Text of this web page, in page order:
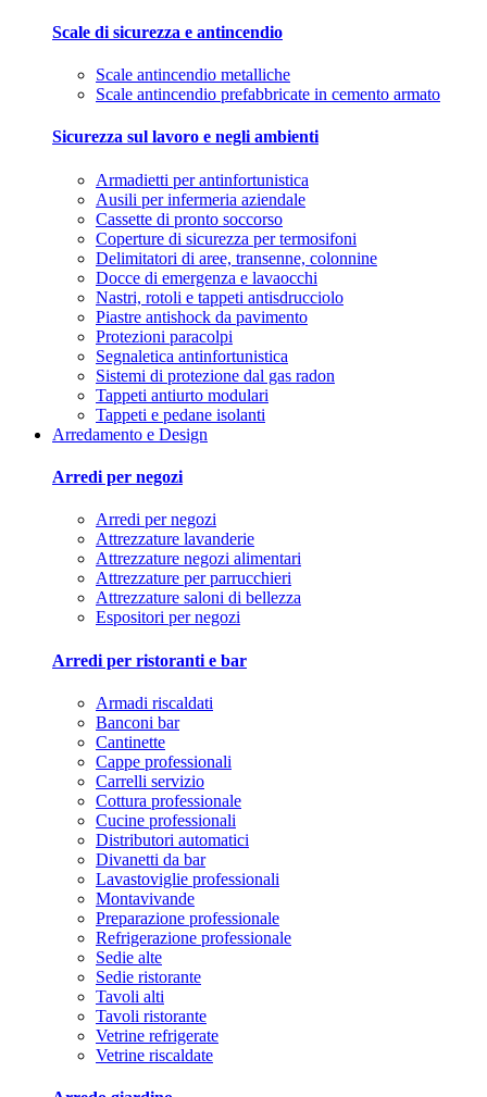
Scale di sicurezza e antincendio
Scale antincendio metalliche
Scale antincendio prefabbricate in cemento armato
Sicurezza sul lavoro e negli ambienti
Armadietti per antinfortunistica
Ausili per infermeria aziendale
Cassette di pronto soccorso
Coperture di sicurezza per termosifoni
Delimitatori di aree, transenne, colonnine
Docce di emergenza e lavaocchi
Nastri, rotoli e tappeti antisdrucciolo
Piastre antishock da pavimento
Protezioni paracolpi
Segnaletica antinfortunistica
Sistemi di protezione dal gas radon
Tappeti antiurto modulari
Tappeti e pedane isolanti
Arredamento e Design
Arredi per negozi
Arredi per negozi
Attrezzature lavanderie
Attrezzature negozi alimentari
Attrezzature per parrucchieri
Attrezzature saloni di bellezza
Espositori per negozi
Arredi per ristoranti e bar
Armadi riscaldati
Banconi bar
Cantinette
Cappe professionali
Carrelli servizio
Cottura professionale
Cucine professionali
Distributori automatici
Divanetti da bar
Lavastoviglie professionali
Montavivande
Preparazione professionale
Refrigerazione professionale
Sedie alte
Sedie ristorante
Tavoli alti
Tavoli ristorante
Vetrine refrigerate
Vetrine riscaldate